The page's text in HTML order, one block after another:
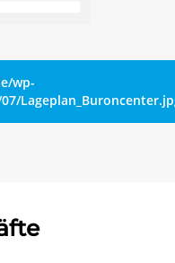
wp-
Mietobjekte